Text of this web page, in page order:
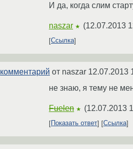
И да, когда слим
naszar ★ (12.07.2013
Ссылка
комментарий от naszar 12.07.2013
не знаю, я тему не
Fuelen ★ (12.07.2013
Показать ответ
Ссылка